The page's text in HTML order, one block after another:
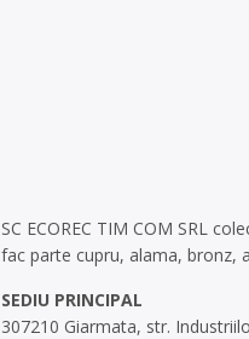
SC ECOREC TIM COM SRL
fac parte cupru, alama, bronz,
SEDIU PRINCIPAL
307210 Giarmata, str.